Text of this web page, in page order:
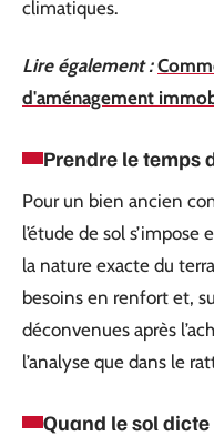
climatiques.
Lire également :
d'aménagement
Prendre le temps
Pour un bien ancien
l’étude de sol
la nature exacte du
besoins en renfort et,
déconvenues après
l’analyse que dans le
Quand le sol